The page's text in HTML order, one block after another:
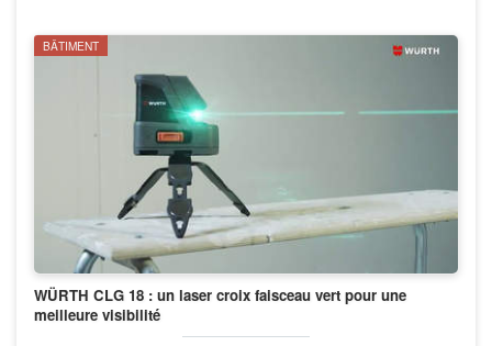
BÂTIMENT
WÜRTH CLG 18 : un laser croix faisceau vert pour une
meilleure visibilité